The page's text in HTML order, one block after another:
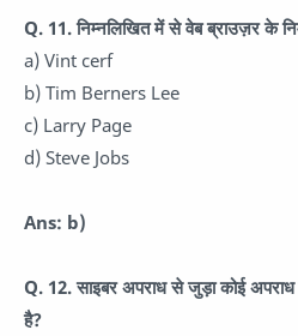
Q. 11. निम्नलिखित में से वेब ब्राउज़र के
a) Vint cerf
b) Tim Berners Lee
c) Larry Page
d) Steve Jobs
Ans: b)
Q. 12. साइबर अपराध से जुड़ा कोई अपराध
है?